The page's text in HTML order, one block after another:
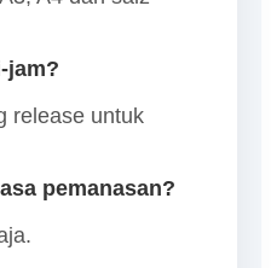
jam?
release untuk
pemanasan?